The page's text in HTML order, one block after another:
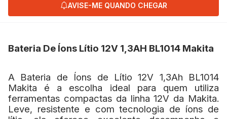
AVISE-ME QUANDO CHEGAR
Bateria De Íons Lítio 12V 1,3AH BL1014 Makita
A Bateria de Íons de Lítio 12V 1,3Ah BL1014
Makita é a escolha ideal para quem utiliza
ferramentas compactas da linha 12V da Makita.
Leve, resistente e com tecnologia de íons de